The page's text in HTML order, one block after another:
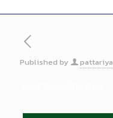
Published by pattariya